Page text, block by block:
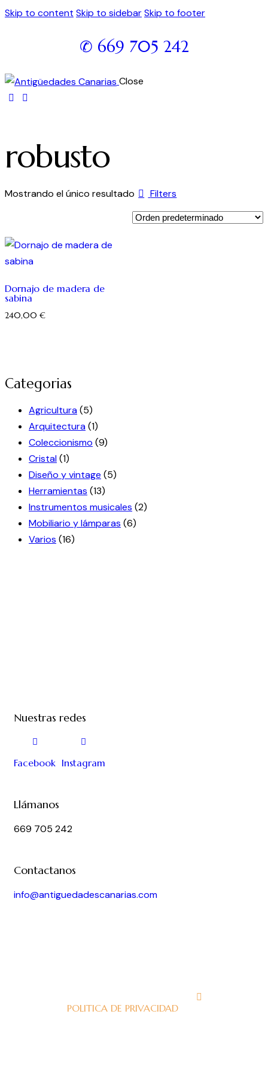
Skip to content Skip to sidebarSkip to footer
✆ 669 705 242
Close
robusto
Mostrando el único resultado Filters
Dornajo de madera de
sabina
240,00 €
Categorias
Agricultura(5)
Arquitectura(1)
Coleccionismo (9)
Cristal(1)
Diseño y vintage (5)
Herramientas (13)
Instrumentos musicales (2)
Mobiliario y lámparas (6)
Varios (16)
Nuestras redes
Facebook Instagram
Llámanos
669 705 242
Contactanos
info@antiguedadescanarias.com
POLITICA DE PRIVACIDAD